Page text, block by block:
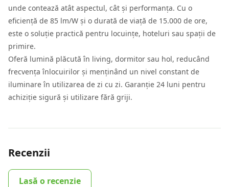
unde contează atât aspectul, cât și performanța. Cu o
eficiență de 85 lm/W și o durată de viață de 15.000 de ore,
este o soluție practică pentru locuințe, hoteluri sau spații de
primire.
Oferă lumină plăcută în living, dormitor sau hol, reducând
frecvența înlocuirilor și menținând un nivel constant de
iluminare în utilizarea de zi cu zi. Garanție 24 luni pentru
achiziție sigură și utilizare fără griji.
Recenzii
Lasă o recenzie